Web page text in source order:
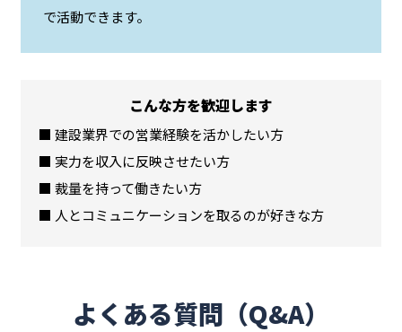
で活動できます。
こんな方を歓迎します
■ 建設業界での営業経験を活かしたい方
■ 実力を収入に反映させたい方
■ 裁量を持って働きたい方
■ 人とコミュニケーションを取るのが好きな方
よくある質問（Q&A）